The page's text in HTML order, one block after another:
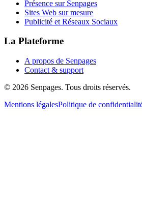
Présence sur Senpages
Sites Web sur mesure
Publicité et Réseaux Sociaux
La Plateforme
A propos de Senpages
Contact & support
© 2026 Senpages. Tous droits réservés.
Mentions légalesPolitique de